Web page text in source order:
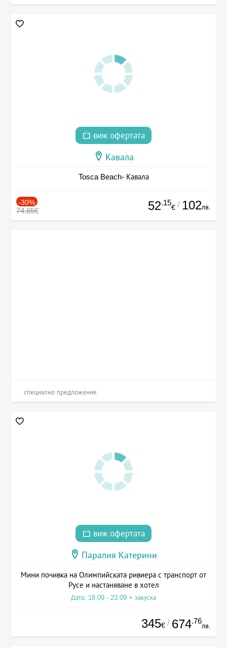
виж офертата
Кавала
Tosca Beach- Кавала
-30%
74.65€ 52.15
€ / 102лв.
специално предложение
виж офертата
Паралия Катерини
Мини почивка на Олимпийската ривиера с транспорт от
Русе и настаняване в хотел
Дата: 18.09 - 23.09 + закуска
345€ / 674.76
лв.